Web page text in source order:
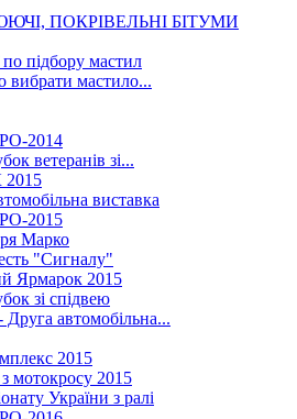
ПОКРІВЕЛЬНІ БІТУМИ
по підбору мастил
вибрати мастило...
2014
ветеранів зі...
виставка
2015
Марко
"Сигналу"
Ярмарок 2015
зі спідвею
автомобільна...
2015
мотокросу 2015
України з ралі